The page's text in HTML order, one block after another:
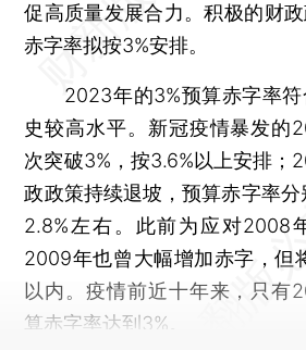
促高质量发展合力。积极的财
赤字率拟按3%安排。
2023年的3%预算赤字率符
史较高水平。新冠疫情暴发的
次突破3%，按3.6%以上安排；
政政策持续退坡，预算赤字率分
2.8%左右。此前为应对2008
2009年也曾大幅增加赤字，但
以内。疫情前近十年来，只有
算赤字率达到3%。